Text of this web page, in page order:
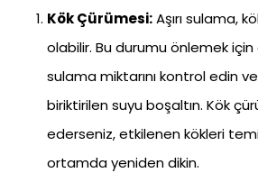
Kök Çürümesi:Aşırı sulama,
olabilir. Bu durumu önlemek
sulama miktarını kontrol edin
biriktirilen suyu boşaltın. Kök
ederseniz, etkilenen kökleri
ortamda yeniden dikin.